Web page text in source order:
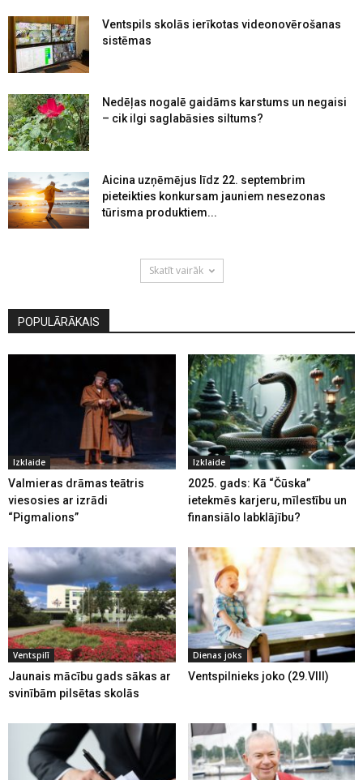
Ventspils skolās ierīkotas videonovērošanas
sistēmas
Nedēļas nogalē gaidāms karstums un negaisi
– cik ilgi saglabāsies siltums?
Aicina uzņēmējus līdz 22. septembrim
pieteikties konkursam jauniem nesezonas
tūrisma produktiem...
Skatīt vairāk
POPULĀRĀKAIS
Izklaide
Valmieras drāmas teātris
viesosies ar izrādi
“Pigmalions”
Izklaide
2025. gads: Kā “Čūska”
ietekmēs karjeru, mīlestību un
finansiālo labklājību?
Ventspilī
Jaunais mācību gads sākas ar
svinībām pilsētas skolās
Dienas joks
Ventspilnieks joko (29.VIII)